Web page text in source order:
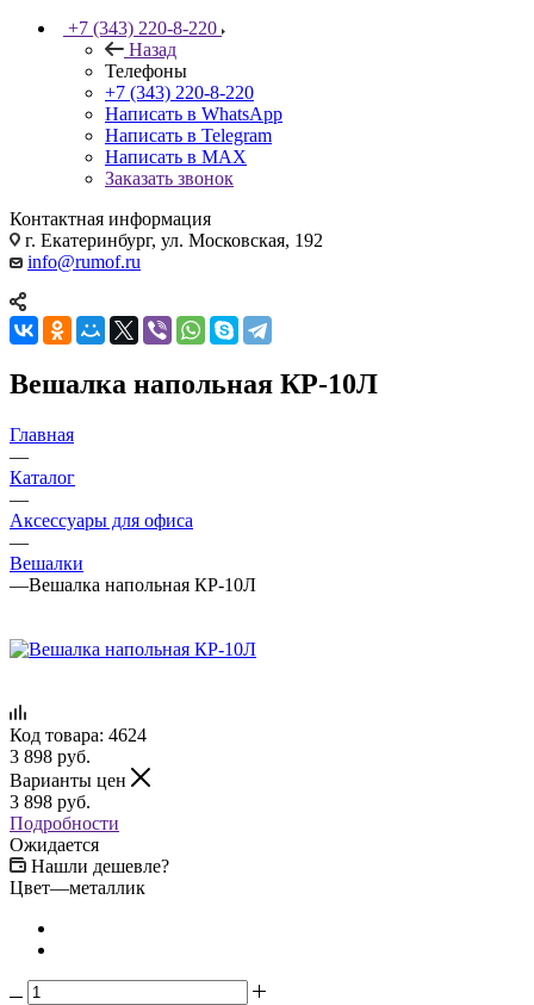
+7 (343) 220-8-220
Назад
Телефоны
+7 (343) 220-8-220
Написать в WhatsApp
Написать в Telegram
Написать в MAX
Заказать звонок
Контактная информация
г. Екатеринбург, ул. Московская, 192
info@rumof.ru
Вешалка напольная КР-10Л
Главная
—
Каталог
—
Аксессуары для офиса
—
Вешалки
—Вешалка напольная КР-10Л
Код товара: 4624
3 898 руб.
Варианты цен
3 898 руб.
Подробности
Ожидается
Нашли дешевле?
Цвет—металлик